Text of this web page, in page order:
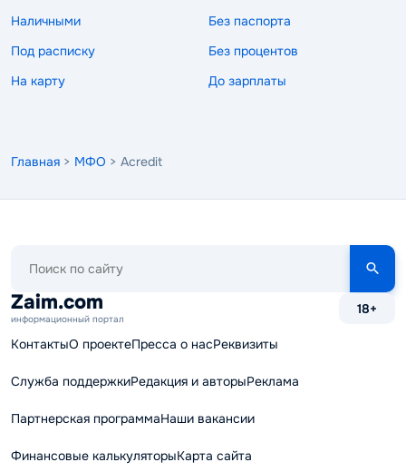
Наличными
Без паспорта
Под расписку
Без процентов
На карту
До зарплаты
Главная > МФО > Acredit
сайту
Zaim.com
информационный портал
18+
КонтактыО проектеПресса о насРеквизиты
Служба поддержкиРедакция и авторыРеклама
Партнерская программаНаши вакансии
Финансовые калькуляторыКарта сайта